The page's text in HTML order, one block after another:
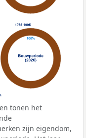
tonen het
zijn eigendom,